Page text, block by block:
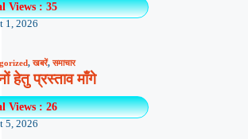
Views : 35
1, 2026
,खबरें,समाचार
हेतु प्रस्ताव माँगे
Views : 26
5, 2026